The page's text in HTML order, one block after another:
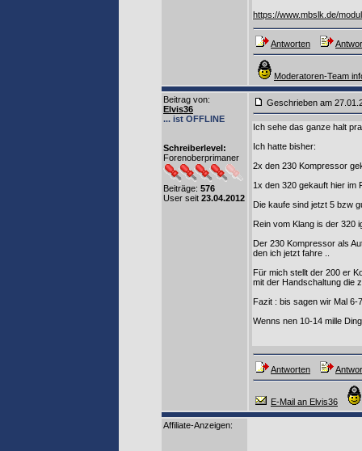
https://www.mbslk.de/
Antworten
Moderatoren-Team
Beitrag von:
Elvis36
... ist OFFLINE
Schreiberlevel:
Forenoberprimaner
Beiträge: 576
User seit 23.04.2012
Geschrieben am
Ich sehe das ganze halt
Ich hatte bisher:
2x den 230 Kompressor
1x den 320 gekauft hier im
Die kaufe sind jetzt 5 bzw
Rein vom Klang is der 320
Der 230 Kompressor als
den ich jetzt fahre ..
Für mich stellt der 200 er
mit der Handschaltung die
Fazit : bis sagen wir Mal 6-
Wenns nen 10-14 mille
Antworten
E-Mail an Elvis36
Affiliate-Anzeigen: